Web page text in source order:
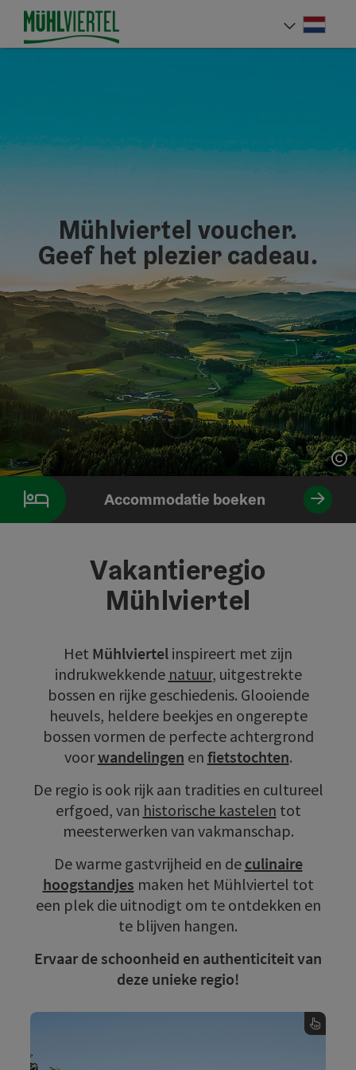
InhoudAccesskey
[0]
NavigatieAccesskey
[1]
PaginabeginAccesskey
[2]
Mühlviertel voucher.
Geef het plezier cadeau.
Stop
Slide 2 Van 7
Accommodatie boeken
Vakantieregio
Mühlviertel
Het Mühlviertel inspireert met zijn
indrukwekkende natuur, uitgestrekte
bossen en rijke geschiedenis. Glooiende
heuvels, heldere beekjes en ongerepte
bossen vormen de perfecte achtergrond
voorwandelingen en fietstochten.
De regio is ook rijk aan tradities en cultureel
erfgoed, van historische kastelen tot
meesterwerken van vakmanschap.
De warme gastvrijheid en de culinaire
hoogstandjes maken het Mühlviertel tot
een plek die uitnodigt om te ontdekken en
te blijven hangen.
Ervaar de schoonheid en authenticiteit van
deze unieke regio!